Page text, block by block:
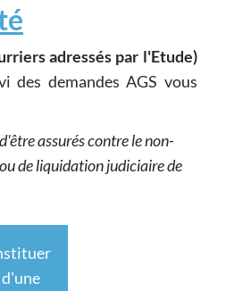
adressés par l'Etude)
des demandes AGS vous
assurés contre le non-
de liquidation judiciaire de